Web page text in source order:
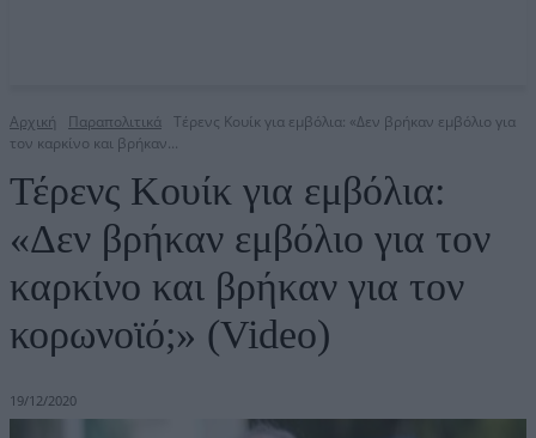
Αρχική Παραπολιτικά Τέρενς Κουίκ για εμβόλια: «Δεν βρήκαν εμβόλιο για
τον καρκίνο και βρήκαν...
Τέρενς Κουίκ για εμβόλια:
«Δεν βρήκαν εμβόλιο για τον
καρκίνο και βρήκαν για τον
κορωνοϊό;» (Video)
19/12/2020